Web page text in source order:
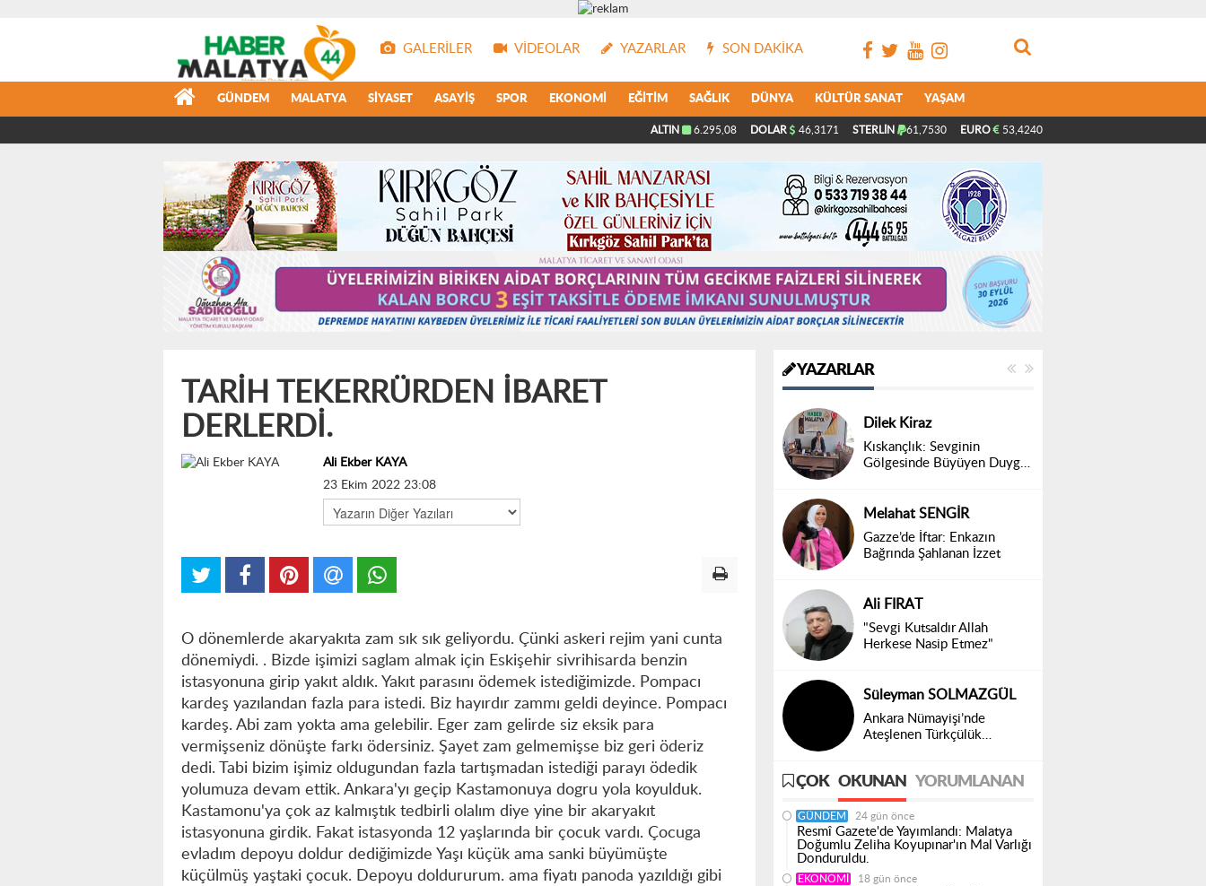
GALERILER VIDEOLAR YAZARLAR SON DAKIKA
GÜNDEM MALATYA SIYASET ASAYIŞ SPOR EKONOMI EĞITIM SAĞLIK DÜNYA KÜLTÜR SANAT YAŞAM
ALTIN 6.295,08 DOLAR 46,3171 STERLİN 61,7530 EURO 53,4240
TARİH TEKERRÜRDEN İBARET
DERLERDİ.
Ali Ekber KAYA
23 Ekim 2022 23:08
O dönemlerde akaryakıta zam sık sık geliyordu. Çünki askeri rejim yani cunta
dönemiydi. . Bizde işimizi saglam almak için Eskişehir sivrihisarda benzin
istasyonuna girip yakıt aldık. Yakıt parasını ödemek istediğimizde. Pompacı
kardeş yazılandan fazla para istedi. Biz hayırdır zammı geldi deyince. Pompacı
kardeş. Abi zam yokta ama gelebilir. Eger zam gelirde siz eksik para
vermişseniz dönüşte farkı ödersiniz. Şayet zam gelmemişse biz geri öderiz
dedi. Tabi bizim işimiz oldugundan fazla tartışmadan istediği parayı ödedik
yolumuza devam ettik. Ankara'yı geçip Kastamonuya dogru yola koyulduk.
Kastamonu'ya çok az kalmıştık tedbirli olalım diye yine bir akaryakıt
istasyonuna girdik. Fakat istasyonda 12 yaşlarında bir çocuk vardı. Çocuga
evladım depoyu doldur dediğimizde Yaşı küçük ama sanki büyümüşte
küçülmüş yaştaki çocuk. Depoyu doldururum. ama fiyatı panoda yazıldığı gibi
YAZARLAR
Dilek Kiraz
Kıskançlık: Sevginin
Gölgesinde Büyüyen Duygu,
Melahat SENGİR
Gazze’de İftar: Enkazın
Bağrında Şahlanan İzzet
Ali FIRAT
"Sevgi Kutsaldır Allah
Herkese Nasip Etmez"
Süleyman SOLMAZGÜL
Ankara Nümayişi’nde
Ateşlenen Türkçülük
ÇOK OKUNAN YORUMLANAN
GÜNDEM 24 gün önce
Resmî Gazete'de Yayımlandı: Malatya
Doğumlu Zeliha Koyupınar'ın Mal Varlığı
Donduruldu.
EKONOMI 18 gün önce